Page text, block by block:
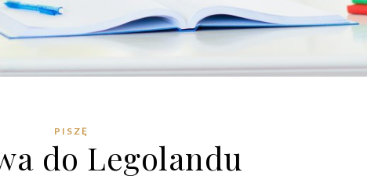
PISZĘ
do Legolandu